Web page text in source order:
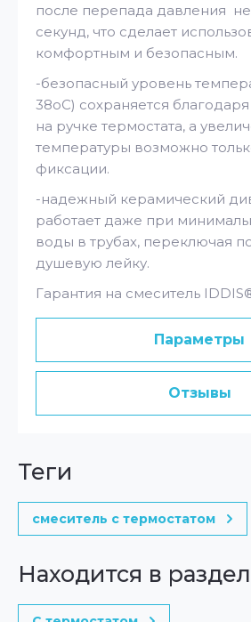
после перепада давления
секунд, что сделает
комфортным и безопасным.
-безопасный уровень
38оС) сохраняется
на ручке термостата, а
температуры возможно
фиксации.
-надежный керамический
работает даже при
воды в трубах, переключая
душевую лейку.
Гарантия на смеситель
Параметры
Отзывы
теги
смеситель с термостатом
Находится в